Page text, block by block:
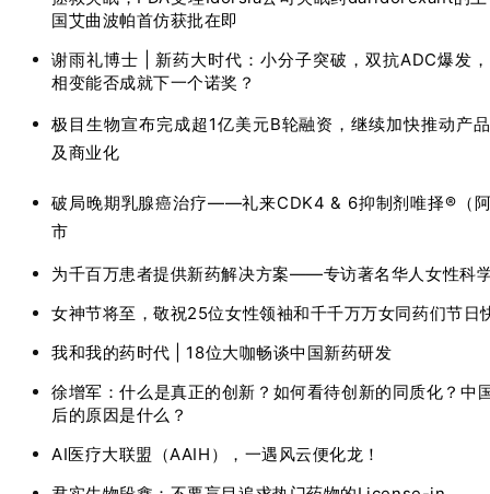
国艾曲波帕首仿获批在即
谢雨礼博士 | 新药大时代：小分子突破，双抗ADC爆发
相变能否成就下一个诺奖？
极目生物宣布完成超1亿美元B轮融资，继续加快推动产
及商业化
破局晚期乳腺癌治疗——礼来CDK4 & 6抑制剂唯择®（
市
为千百万患者提供新药解决方案——专访著名华人女性科
女神节将至，敬祝25位女性领袖和千千万万女同药们节日
我和我的药时代 | 18位大咖畅谈中国新药研发
徐增军：什么是真正的创新？如何看待创新的同质化？中
后的原因是什么？
AI医疗大联盟（AAIH），一遇风云便化龙！